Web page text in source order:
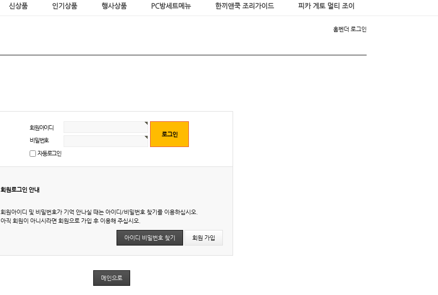
신상품 인기상품 행사상품 PC방세트메뉴 한끼앤쿡 조리가이드 피카 게토 멀티 조이
홈벤더 로그인
회원아이디
비밀번호
자동로그인
회원로그인 안내
회원아이디 및 비밀번호가 기억 안나실 때는 아이디/비밀번호 찾기를 이용하십시오.
아직 회원이 아니시라면 회원으로 가입 후 이용해 주십시오.
아이디 비밀번호 찾기 회원 가입
메인으로